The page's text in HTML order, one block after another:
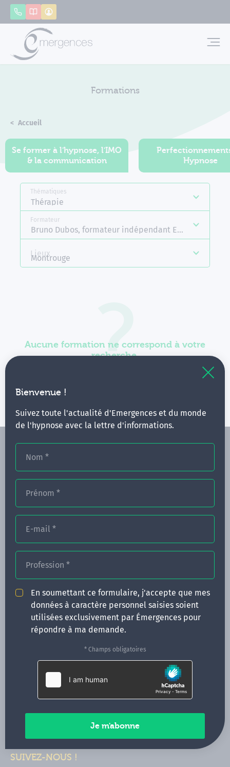
Bienvenue !
Suivez toute l'actualité d'Emergences et du monde
de l'hypnose avec la lettre d'informations.
Nom *
Prénom *
E-mail *
Profession *
En soumettant ce formulaire, j'accepte que mes
données à caractère personnel saisies soient
utilisées exclusivement par Émergences pour
répondre à ma demande.
* Champs obligatoires
AppelerCatalogue
Formations
Accueil
Se former à l'hypnose, l'IMO
& la communication
Hypnose
Thématiques
Thérapie
Formateur
Bruno Dubos, formateur indépendant Emergences
Lieux
Montrouge
Aucune formation ne correspond à votre
recherche.
Vous pouvez renouveler votre requête en élargissant
CONGRÈS
ACTUALITÉS
INFOS PRATIQUES
Qui sommes-nous ?
CONTACT
35000 Rennes
02 99 05 25 47
Contactez-nous
Paiements sécurisés
SUIVEZ-NOUS !
Panneau de gestion des cookies